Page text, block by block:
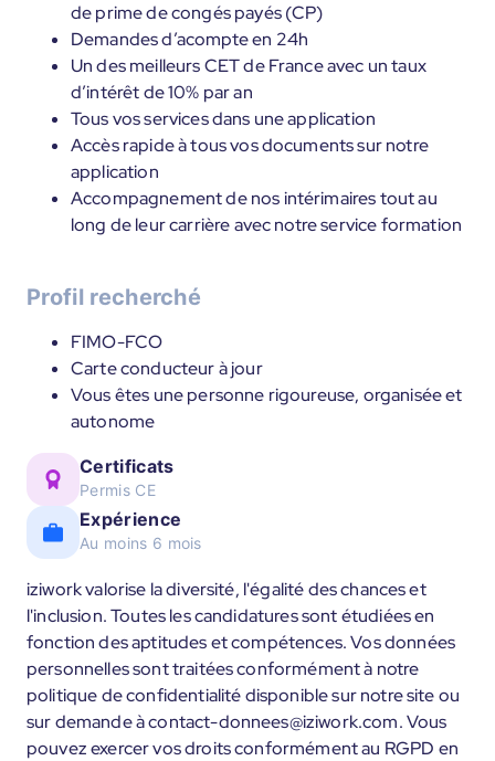
de prime de congés payés (CP)
Demandes d’acompte en 24h
Un des meilleurs CET de France avec un taux
d’intérêt de 10% par an
Tous vos services dans une application
Accès rapide à tous vos documents sur notre
application
Accompagnement de nos intérimaires tout au
long de leur carrière avec notre service formation
Profil recherché
FIMO-FCO
Carte conducteur à jour
Vous êtes une personne rigoureuse, organisée et
autonome
Certificats
Permis CE
Expérience
Au moins 6 mois
iziwork valorise la diversité, l'égalité des chances et
l'inclusion. Toutes les candidatures sont étudiées en
fonction des aptitudes et compétences. Vos données
personnelles sont traitées conformément à notre
politique de confidentialité disponible sur notre site ou
sur demande à contact-donnees@iziwork.com. Vous
pouvez exercer vos droits conformément au RGPD en